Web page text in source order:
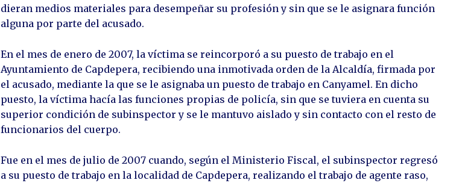
dieran medios materiales para desempeñar su profesión y sin que se le asignara función
alguna por parte del acusado.
En el mes de enero de 2007, la víctima se reincorporó a su puesto de trabajo en el
Ayuntamiento de Capdepera, recibiendo una inmotivada orden de la Alcaldía, firmada por
el acusado, mediante la que se le asignaba un puesto de trabajo en Canyamel. En dicho
puesto, la víctima hacía las funciones propias de policía, sin que se tuviera en cuenta su
superior condición de subinspector y se le mantuvo aislado y sin contacto con el resto de
funcionarios del cuerpo.
Fue en el mes de julio de 2007 cuando, según el Ministerio Fiscal, el subinspector regresó
a su puesto de trabajo en la localidad de Capdepera, realizando el trabajo de agente raso,